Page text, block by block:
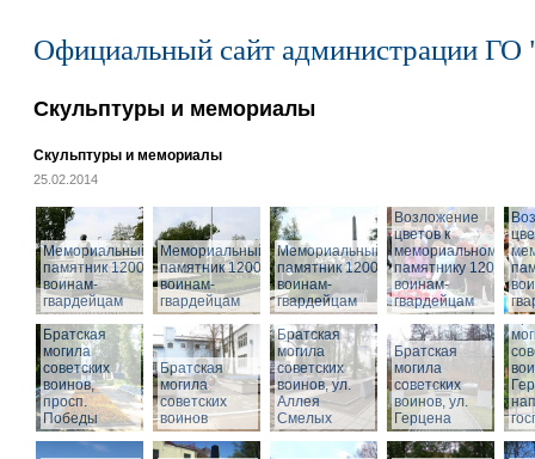
Официальный сайт администрации ГО
Скульптуры и мемориалы
Скульптуры и мемориалы
25.02.2014
Мемориальный
памятник 1200
воинам-
гвардейцам
Мемориальный
памятник 1200
воинам-
гвардейцам
Мемориальный
памятник 1200
воинам-
гвардейцам
Возложение
цветов к
мемориальному
памятнику 1200
воинам-
гвардейцам
Братская
могила
советских
воинов,
просп.
Победы
Братская
могила
советских
воинов
Братская
могила
советских
воинов, ул.
Аллея
Смелых
Братская
могила
советских
воинов, ул.
Герцена